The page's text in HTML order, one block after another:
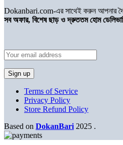
Dokanbari.com-এর সাথেই করুন আপনার
সব অফার, বিশেষ ছাড় ও দ্রুততম হোম
Terms of Service
Privacy Policy
Store Refund Policy
Based on DokanBari 2025 .